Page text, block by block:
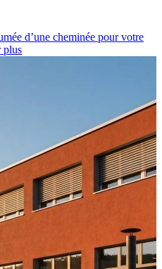
d’une cheminée pour votre
plus